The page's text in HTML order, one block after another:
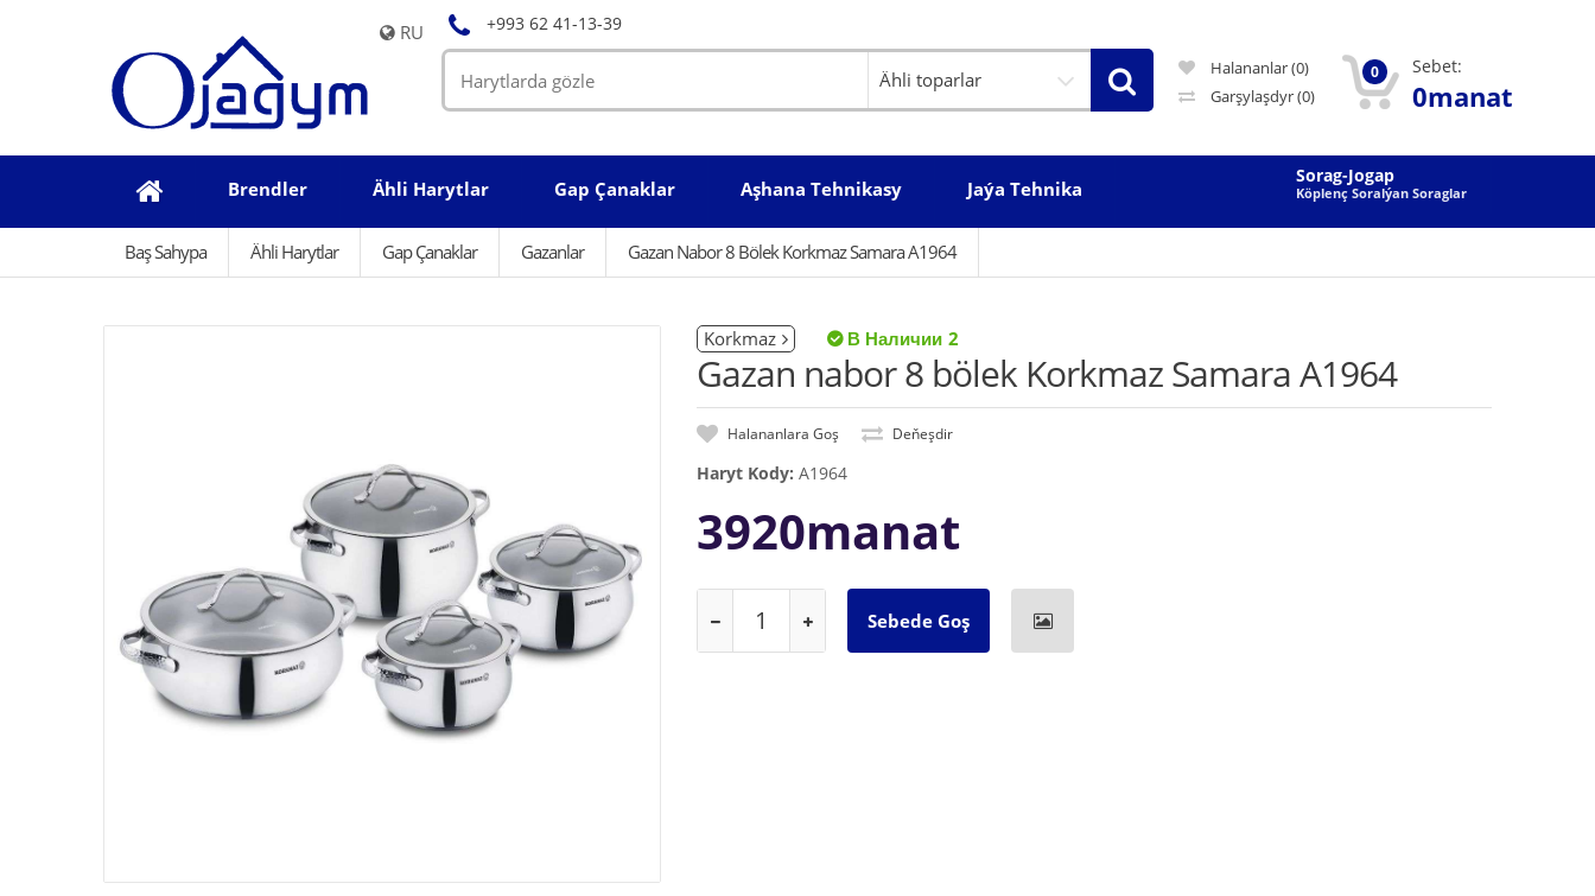
RU +993 62 41-13-39
Halananlar (0)
Garşylaşdyr(0)
0 Sebet:
0manat
Brendler Ähli Harytlar Gap Çanaklar Aşhana Tehnikasy Jaýa Tehnika
Sorag-Jogap
Köplenç Soralýan Soraglar
Baş Sahypa Ähli Harytlar Gap Çanaklar Gazanlar Gazan Nabor 8 Bölek Korkmaz Samara A1964
Korkmaz 2
Gazan nabor 8 bölek Korkmaz Samara A1964
Halananlara Goş Deňeşdir
Haryt Kody: A1964
3920manat